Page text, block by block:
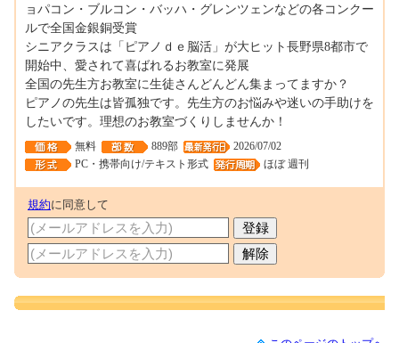
ョパコン・ブルコン・バッハ・グレンツェンなどの各コンクー
ルで全国金銀銅受賞
シニアクラスは「ピアノｄｅ脳活」が大ヒット長野県8都市で
開始中、愛されて喜ばれるお教室に発展
全国の先生方お教室に生徒さんどんどん集まってますか？
ピアノの先生は皆孤独です。先生方のお悩みや迷いの手助けを
したいです。理想のお教室づくりしませんか！
無料 889部
2026/07/02
PC・携帯向け/テキスト形式
ほぼ 週刊
規約に同意して